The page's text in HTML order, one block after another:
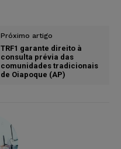
Próximo artigo
TRF1 garante direito à
consulta prévia das
comunidades tradicionais
de Oiapoque (AP)